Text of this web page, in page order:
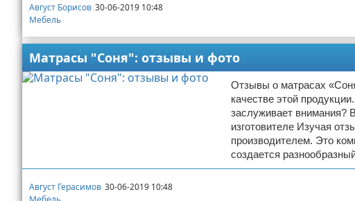
Август Борисов 30-06-2019 10:48
Мебель
Матрасы "Соня": отзывы и фото
Отзывы о матрасах
качестве этой
заслуживает внимания?
изготовителе Изучая
производителем. Это
создается
Август Герасимов 30-06-2019 10:48